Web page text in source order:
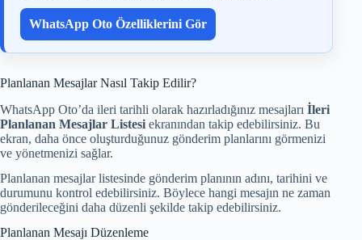
WhatsApp Oto Özelliklerini Gör
Planlanan Mesajlar Nasıl Takip Edilir?
WhatsApp Oto’da ileri tarihli olarak hazırladığınız mesajları İleri
Planlanan Mesajlar Listesi ekranından takip edebilirsiniz. Bu
ekran, daha önce oluşturduğunuz gönderim planlarını görmenizi
ve yönetmenizi sağlar.
Planlanan mesajlar listesinde gönderim planının adını, tarihini ve
durumunu kontrol edebilirsiniz. Böylece hangi mesajın ne zaman
gönderileceğini daha düzenli şekilde takip edebilirsiniz.
Planlanan Mesajı Düzenleme